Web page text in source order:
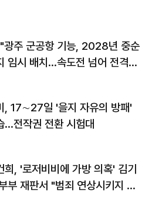
주 군공항 기능, 2028년 중순
임시 배치…속도전 넘어 전격
, 17∼27일 '을지 자유의 방패'
…전작권 전환 시험대
희, '로저비비에 가방 의혹' 김기
부 재판서 "범죄 연상시키지 말